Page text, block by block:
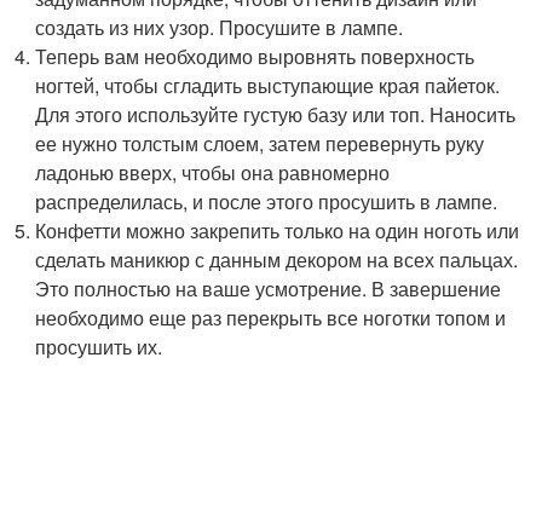
создать из них узор. Просушите в лампе.
Теперь вам необходимо выровнять поверхность
ногтей, чтобы сгладить выступающие края пайеток.
Для этого используйте густую базу или топ. Наносить
ее нужно толстым слоем, затем перевернуть руку
ладонью вверх, чтобы она равномерно
распределилась, и после этого просушить в лампе.
Конфетти можно закрепить только на один ноготь или
сделать маникюр с данным декором на всех пальцах.
Это полностью на ваше усмотрение. В завершение
необходимо еще раз перекрыть все ноготки топом и
просушить их.